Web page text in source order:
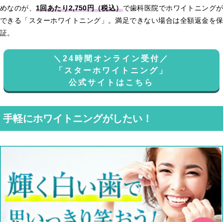
めなのが、1回あたり2,750円（税込）で歯科医院でホワイトニングが
できる「スターホワイトニング」。満足できない場合は全額返金を保
証。
＼24時間オンライン受付／
「スターホワイトニング」
公式サイトはこちら
手軽にホワイトニングがしたい！